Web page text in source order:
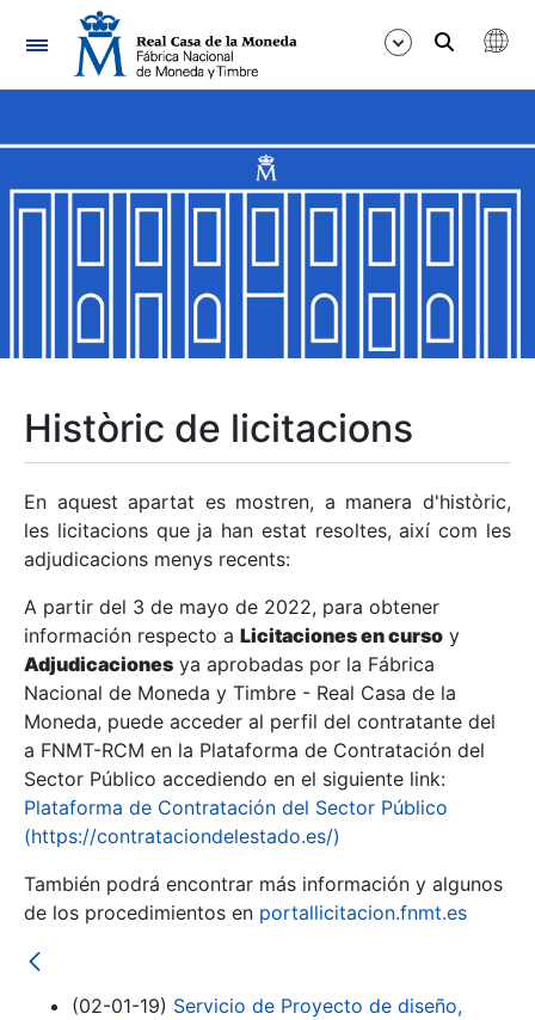
Navegació
Mostra/Amaga
Mostra/Amaga
Mostra/Amaga
Mostra/Amaga
Mostra/Amaga
Històric de licitacions
En aquest apartat es mostren, a manera d'històric,
les licitacions que ja han estat resoltes, així com les
adjudicacions menys recents:
A partir del 3 de mayo de 2022, para obtener
información respecto a Licitaciones en curso y
Adjudicaciones ya aprobadas por la Fábrica
Nacional de Moneda y Timbre - Real Casa de la
Moneda, puede acceder al perfil del contratante del
a FNMT-RCM en la Plataforma de Contratación del
Sector Público accediendo en el siguiente link:
Plataforma de Contratación del Sector Público
(https://contrataciondelestado.es/)
También podrá encontrar más información y algunos
de los procedimientos en portallicitacion.fnmt.es
(02-01-19) Servicio de Proyecto de diseño,